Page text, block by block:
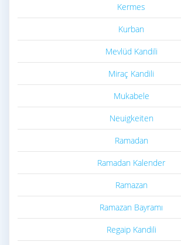
Kermes
Kurban
Mevlüd Kandili
Miraç Kandili
Mukabele
Neuigkeiten
Ramadan
Ramadan Kalender
Ramazan
Ramazan Bayramı
Regaip Kandili